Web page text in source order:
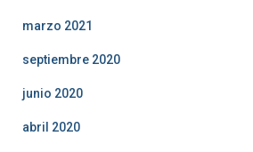
marzo 2021
septiembre 2020
junio 2020
abril 2020